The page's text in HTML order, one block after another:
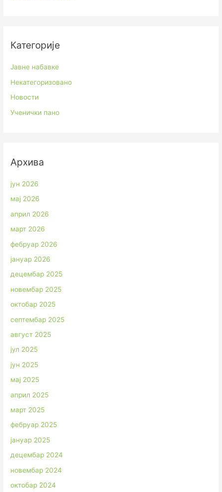
Категорије
Јавне набавке
Некатегоризовано
Новости
Ученички пано
Архива
јун 2026
мај 2026
април 2026
март 2026
фебруар 2026
јануар 2026
децембар 2025
новембар 2025
октобар 2025
септембар 2025
август 2025
јул 2025
јун 2025
мај 2025
април 2025
март 2025
фебруар 2025
јануар 2025
децембар 2024
новембар 2024
октобар 2024